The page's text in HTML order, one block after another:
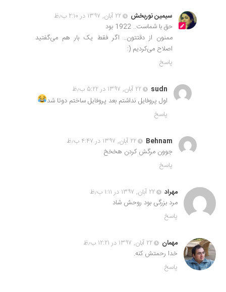
سیمین نوربخش
۲۲ آبان, ۱۳۹۷ در ۲:۱۰ ب٫ظ
حق با شماست.. 1922 بود
ممنون از دقتتون.. اگر فقط یک بار هم می‌گفتید
اصلاح می‌کردیم (:
پاسخ
sudn
۲۲ آبان, ۱۳۹۷ در ۵:۲۲ ب٫ظ
اول پروفایل نداشتم بعد پروفایل ساختم دوتا شد
پاسخ
Behnam
۲۲ آبان, ۱۳۹۷ در ۴:۴۷ ب٫ظ
جوون مرگش کردن هخخخ
پاسخ
مهراد
۲۲ آبان, ۱۳۹۷ در ۱:۱۱ ب٫ظ
مرد بزرگی بود روحش شاد
پاسخ
مهمان
۲۲ آبان, ۱۳۹۷ در ۱۲:۲۱ ب٫ظ
خدا رحمتش کنه.
پاسخ